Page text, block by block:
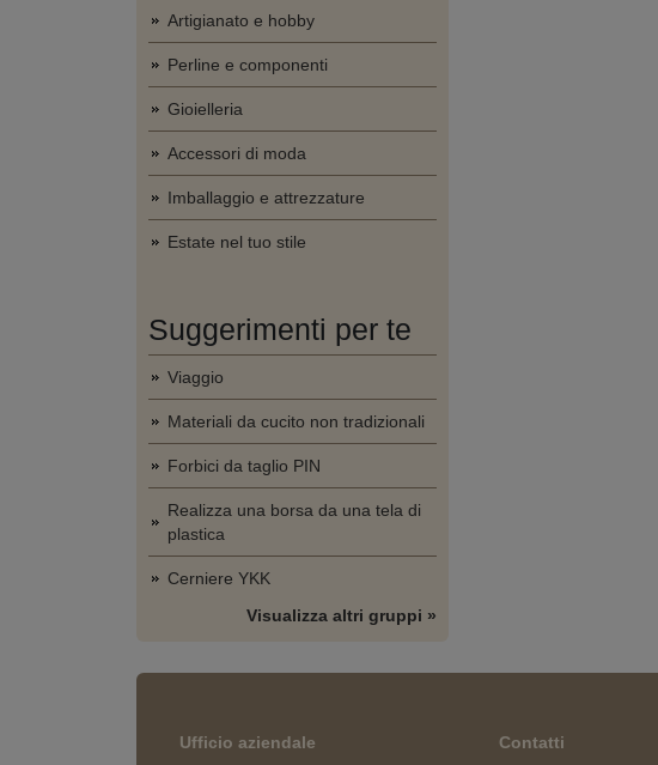
Artigianato e hobby
Perline e componenti
Gioielleria
Accessori di moda
Imballaggio e attrezzature
Estate nel tuo stile
Suggerimenti per te
Viaggio
Materiali da cucito non tradizionali
Forbici da taglio PIN
Realizza una borsa da una tela di
plastica
Cerniere YKK
Visualizza altri gruppi »
Ufficio aziendale Contatti